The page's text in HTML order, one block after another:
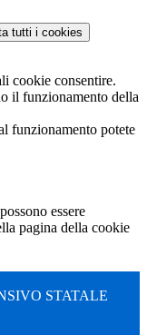
tutti i cookies
cookie consentire.
il funzionamento della
funzionamento potete
essere
pagina della cookie
STATALE